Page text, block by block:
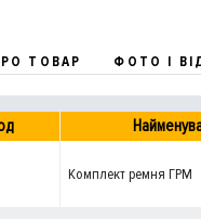
ТОВАР ФОТО І
Комплект ремня ГРМ